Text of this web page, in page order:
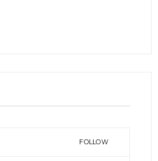
FOLLOW